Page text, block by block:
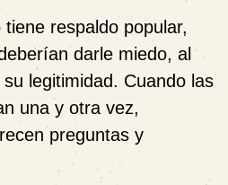
respaldo popular,
darle miedo, al
legitimidad. Cuando las
una y otra vez,
preguntas y